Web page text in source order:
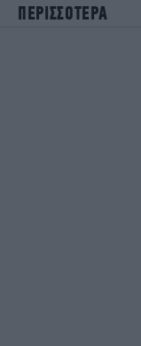
ΠΕΡΙΣΣΟΤΕΡΑ